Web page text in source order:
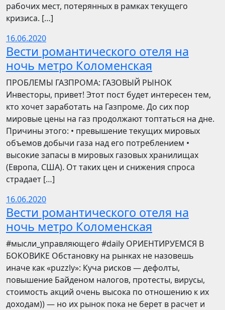
рабочих мест, потерянных в рамках текущего
кризиса. […]
16.06.2020
Вести романтического отеля на
ночь метро Коломенская
ПРОБЛЕМЫ ГАЗПРОМА: ГАЗОВЫЙ РЫНОК
Инвесторы, привет! Этот пост будет интересен тем,
кто хочет заработать на Газпроме. До сих пор
мировые цены на газ продолжают топтаться на дне.
Причины этого: • превышение текущих мировых
объемов добычи газа над его потреблением •
высокие запасы в мировых газовых хранилищах
(Европа, США). От таких цен и снижения спроса
страдает […]
16.06.2020
Вести романтического отеля на
ночь метро Коломенская
​​#мысли_управляющего #daily ОРИЕНТИРУЕМСЯ В
БОКОВИКЕ Обстановку на рынках не назовешь
иначе как «puzzly»: Куча рисков — дефолты,
повышение Байденом налогов, протесты, вирусы,
стоимость акций очень высока по отношению к их
доходам)) — но их рынок пока не берет в расчет и